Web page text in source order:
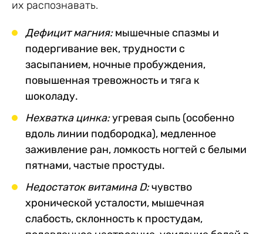
их распознавать.
Дефицит магния:мышечные спазмы и
подергивание век, трудности с
засыпанием, ночные пробуждения,
повышенная тревожность и тяга к
шоколаду.
Нехватка цинка:угревая сыпь (особенно
вдоль линии подбородка), медленное
заживление ран, ломкость ногтей с белыми
пятнами, частые простуды.
Недостаток витамина D:чувство
хронической усталости, мышечная
слабость, склонность к простудам,